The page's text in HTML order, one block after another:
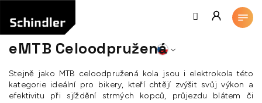
obsah
eMTB Celoodpružená
Stejně jako MTB celoodpružená kola jsou i elektrokola této
kategorie ideální pro bikery, kteří chtějí zvýšit svůj výkon a
efektivitu při sjíždění strmých kopců, průjezdu blátem či